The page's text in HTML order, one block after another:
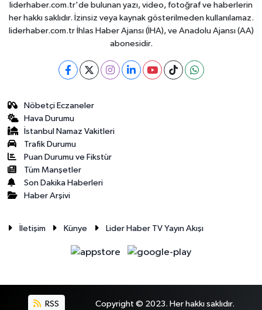
liderhaber.com.tr'de bulunan yazı, video, fotoğraf ve haberlerin
her hakkı saklıdır. İzinsiz veya kaynak gösterilmeden kullanılamaz.
liderhaber.com.tr İhlas Haber Ajansı (İHA), ve Anadolu Ajansı (AA)
abonesidir.
Nöbetçi Eczaneler
Hava Durumu
İstanbul Namaz Vakitleri
Trafik Durumu
Puan Durumu ve Fikstür
Tüm Manşetler
Son Dakika Haberleri
Haber Arşivi
İletişim Künye Lider Haber TV Yayın Akışı
RSS Copyright © 2023. Her hakkı saklıdır.